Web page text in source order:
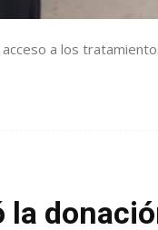
a los
la